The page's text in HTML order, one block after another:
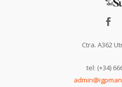
Ctra. A362
tel: (+34)